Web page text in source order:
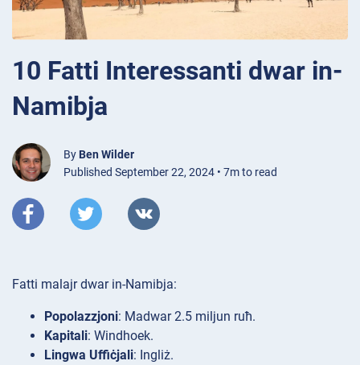
10 Fatti Interessanti dwar in-
Namibja
By Ben Wilder
Published September 22, 2024 • 7m to read
Fatti malajr dwar in-Namibja:
Popolazzjoni: Madwar 2.5 miljun ruħ.
Kapitali: Windhoek.
Lingwa Uffiċjali: Ingliż.